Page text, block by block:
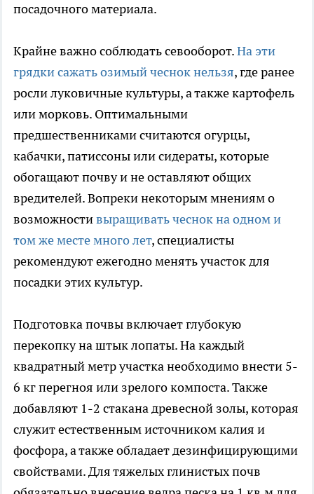
посадочного материала.
Крайне важно соблюдать севооборот.На эти
грядки сажать озимый чеснок нельзя, где ранее
росли луковичные культуры, а также картофель
или морковь. Оптимальными
предшественниками считаются огурцы,
кабачки, патиссоны или сидераты, которые
обогащают почву и не оставляют общих
вредителей. Вопреки некоторым мнениям о
возможностивыращивать чеснок на одном и
том же месте много лет, специалисты
рекомендуют ежегодно менять участок для
посадки этих культур.
Подготовка почвы включает глубокую
перекопку на штык лопаты. На каждый
квадратный метр участка необходимо внести 5-
6 кг перегноя или зрелого компоста. Также
добавляют 1-2 стакана древесной золы, которая
служит естественным источником калия и
фосфора, а также обладает дезинфицирующими
свойствами. Для тяжелых глинистых почв